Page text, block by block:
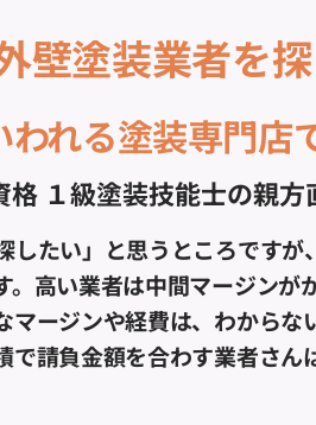
壁塗装業者を
われる塗装専門店
格 １級塗装技能士の親方
したい」と思うところです
高い業者は中間マージンが
マージンや経費は、わから
で請負金額を合わす業者さ